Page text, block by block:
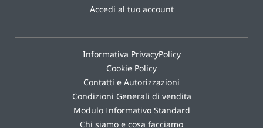
Accedi al tuo account
Informativa PrivacyPolicy
Cookie Policy
Contatti e Autorizzazioni
Condizioni Generali di vendita
Modulo Informativo Standard
Chi siamo e cosa facciamo